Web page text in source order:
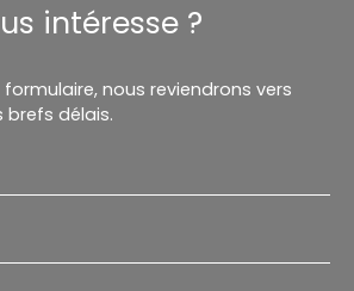
intéresse ?
nous reviendrons vers
brefs délais.